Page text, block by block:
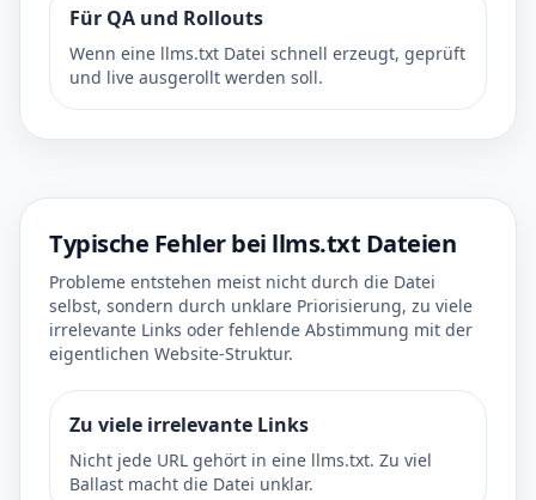
Für QA und Rollouts
Wenn eine llms.txt Datei schnell erzeugt, geprüft
und live ausgerollt werden soll.
Typische Fehler bei llms.txt Dateien
Probleme entstehen meist nicht durch die Datei
selbst, sondern durch unklare Priorisierung, zu viele
irrelevante Links oder fehlende Abstimmung mit der
eigentlichen Website-Struktur.
Zu viele irrelevante Links
Nicht jede URL gehört in eine llms.txt. Zu viel
Ballast macht die Datei unklar.